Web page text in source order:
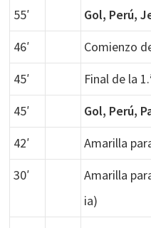
55′
Gol, Perú,
46′
Comienzo
45′
Final de la
45′
Gol, Perú,
42′
Amarilla
30′
Amarilla
ia)